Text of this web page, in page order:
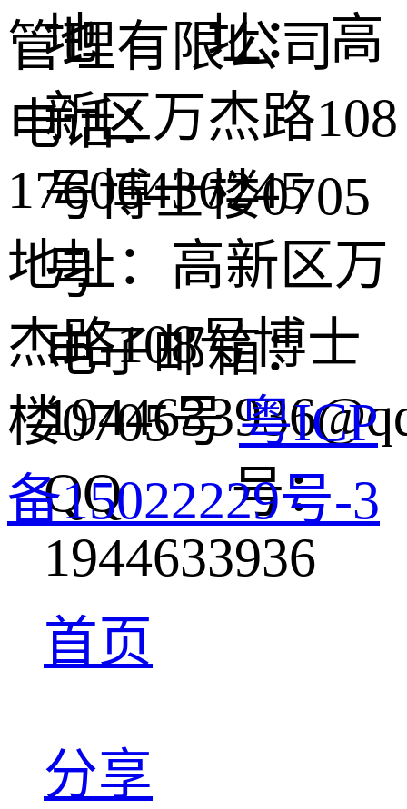
地 址： 高
新区万杰路108
号博士楼0705
号
电子邮箱：
QQ 号：
1944633936
管理有限公司
电话：
17606436245
地址：高新区万
杰路108号博士
楼0705号粤ICP
备15022229号-3
首页
分享